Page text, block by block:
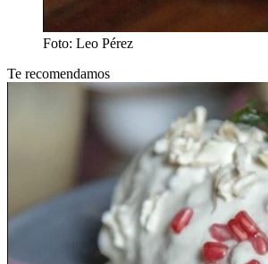
Foto: Leo Pérez
Te recomendamos